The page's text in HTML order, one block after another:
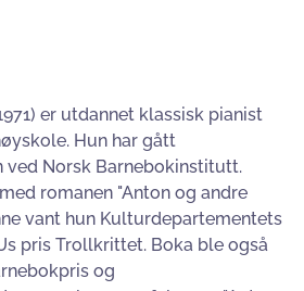
er utdannet klassisk pianist
Hun har gått
Norsk Barnebokinstitutt.
romanen "Anton og andre
vant hun Kulturdepartementets
pris Trollkrittet. Boka ble også
og